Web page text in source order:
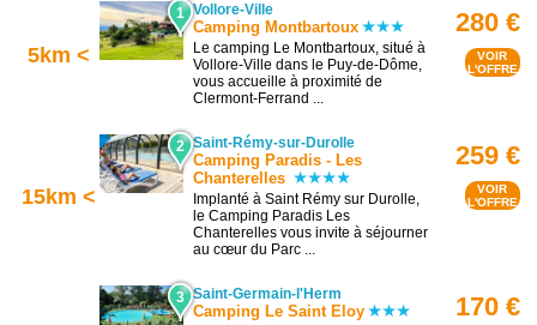
5km <
1 Vollore-Ville
Camping Montbartoux
Le camping Le Montbartoux, situé à
Vollore-Ville dans le Puy-de-Dôme,
vous accueille à proximité de
Clermont-Ferrand ...
280 €
VOIR
L'OFFRE
15km <
2 Saint-Rémy-sur-Durolle
Camping Paradis - Les
Chanterelles
Implanté à Saint Rémy sur Durolle,
le Camping Paradis Les
Chanterelles vous invite à séjourner
au cœur du Parc ...
259 €
VOIR
L'OFFRE
3 Saint-Germain-l'Herm
Camping Le Saint Eloy 170 €